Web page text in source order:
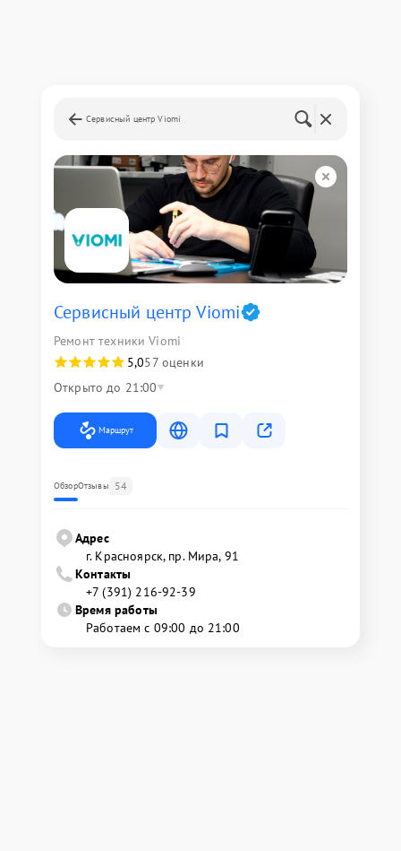
Сервисный центр Viomi
Сервисный центр Viomi
Ремонт техники Viomi
5,057 оценки
Открыто до 21:00
Маршрут
ОбзорОтзывы 54
Адрес
г. Красноярск, ​пр. Мира, 91
Контакты
+7 (391) 216-92-39
Время работы
Работаем с 09:00 до 21:00